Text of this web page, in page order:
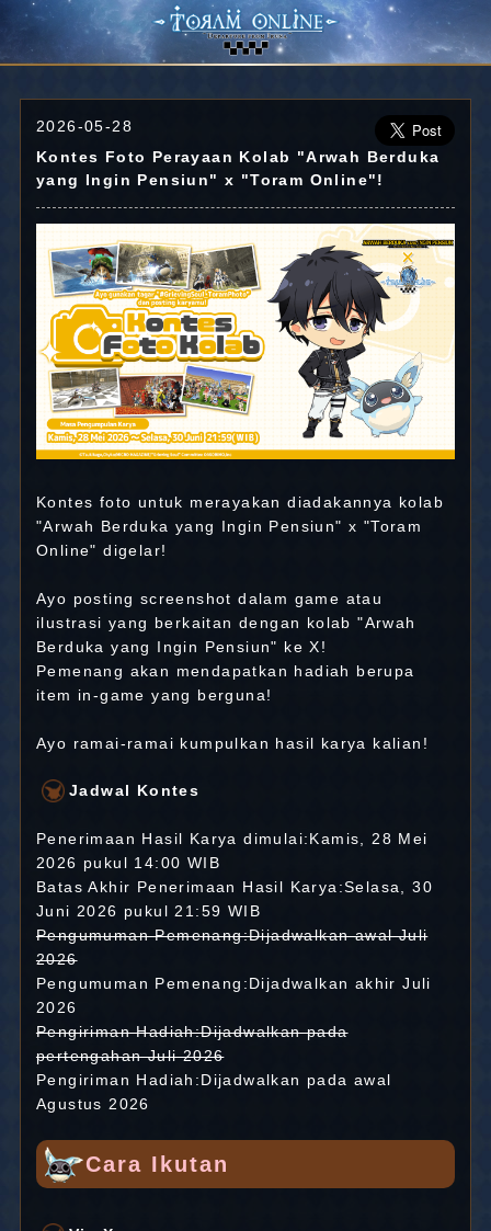
2026-05-28
Kontes Foto Perayaan Kolab "Arwah Berduka
yang Ingin Pensiun" x "Toram Online"!
Kontes foto untuk merayakan diadakannya kolab
"Arwah Berduka yang Ingin Pensiun" x "Toram
Online" digelar!
Ayo posting screenshot dalam game atau
ilustrasi yang berkaitan dengan kolab "Arwah
Berduka yang Ingin Pensiun" ke X!
Pemenang akan mendapatkan hadiah berupa
item in-game yang berguna!
Ayo ramai-ramai kumpulkan hasil karya kalian!
Jadwal Kontes
Penerimaan Hasil Karya dimulai:Kamis, 28 Mei
2026 pukul 14:00 WIB
Batas Akhir Penerimaan Hasil Karya:Selasa, 30
Juni 2026 pukul 21:59 WIB
Pengumuman Pemenang:Dijadwalkan awal Juli
2026
Pengumuman Pemenang:Dijadwalkan akhir Juli
2026
Pengiriman Hadiah:Dijadwalkan pada
pertengahan Juli 2026
Pengiriman Hadiah:Dijadwalkan pada awal
Agustus 2026
Cara Ikutan